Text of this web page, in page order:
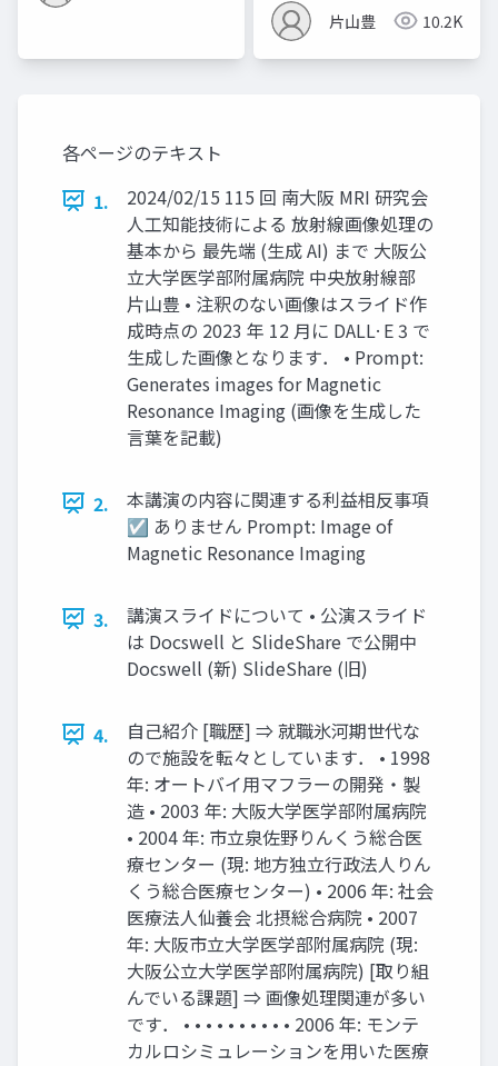
片山豊 10.2K
各ページのテキスト
1.
2024/02/15 115 回 南⼤阪 MRI 研究会
⼈⼯知能技術による 放射線画像処理の
基本から 最先端 (⽣成 AI) まで ⼤阪公
⽴⼤学医学部附属病院 中央放射線部
⽚⼭豊 • 注釈のない画像はスライド作
成時点の 2023 年 12 ⽉に DALL·E 3 で
⽣成した画像となります． • Prompt:
Generates images for Magnetic
Resonance Imaging (画像を⽣成した
⾔葉を記載)
2.
本講演の内容に関連する利益相反事項
☑ ありません Prompt: Image of
Magnetic Resonance Imaging
3.
講演スライドについて • 公演スライド
は Docswell と SlideShare で公開中
Docswell (新) SlideShare (旧)
4.
⾃⼰紹介 [職歴] ⇒ 就職氷河期世代な
ので施設を転々としています． • 1998
年: オートバイ⽤マフラーの開発・製
造 • 2003 年: ⼤阪⼤学医学部附属病院
• 2004 年: 市⽴泉佐野りんくう総合医
療センター (現: 地⽅独⽴⾏政法⼈りん
くう総合医療センター) • 2006 年: 社会
医療法⼈仙養会 北摂総合病院 • 2007
年: ⼤阪市⽴⼤学医学部附属病院 (現:
⼤阪公⽴⼤学医学部附属病院) [取り組
んでいる課題] ⇒ 画像処理関連が多い
です． • • • • • • • • • • 2006 年: モンテ
カルロシミュレーションを⽤いた医療